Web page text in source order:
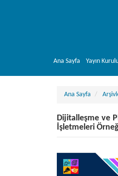
Ana Sayfa Yayın
Ana Sayfa
Dijitalleşme ve
İşletmeleri